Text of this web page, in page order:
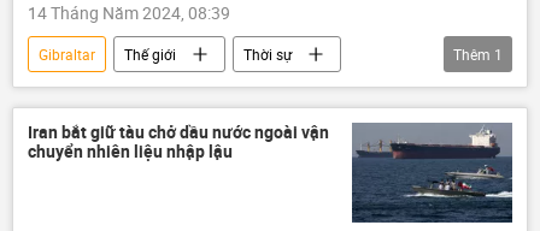
14 Tháng Năm 2024, 08:39
Gibraltar Thế giới
Thời sự
cá voi
đánh chìm tàu
Thêm 1
Iran bắt giữ tàu chở dầu nước ngoài vận
chuyển nhiên liệu nhập lậu